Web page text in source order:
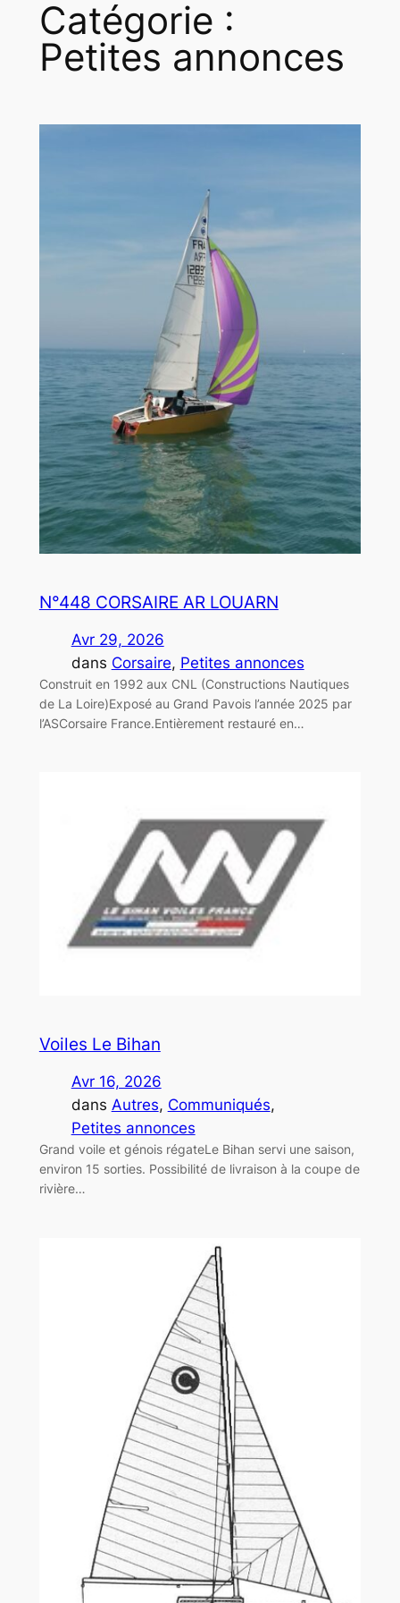
Catégorie :
Petites annonces
N°448 CORSAIRE AR LOUARN
Avr 29, 2026
dans Corsaire, Petites annonces
Construit en 1992 aux CNL (Constructions Nautiques
de La Loire)Exposé au Grand Pavois l’année 2025 par
l’ASCorsaire France.Entièrement restauré en…
Voiles Le Bihan
Avr 16, 2026
dans Autres, Communiqués
Petites annonces
Grand voile et génois régateLe Bihan servi une saison,
environ 15 sorties. Possibilité de livraison à la coupe de
rivière…